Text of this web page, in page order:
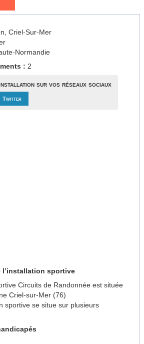
Criel-Sur-Mer
Normandie
: 2
sur vos réseaux sociaux
Twitter
l’installation sportive
Circuits de Randonnée est située
Criel-sur-Mer (76)
sportive se situe sur plusieurs